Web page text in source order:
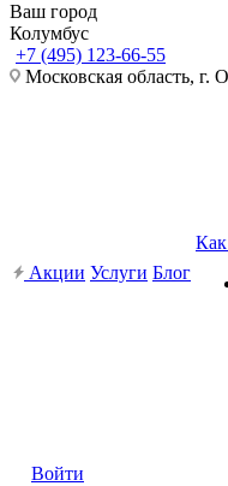
Ваш город
Колумбус
+7 (495) 123-66-55
Московская область, г.
Акции Услуги Блог
Войти